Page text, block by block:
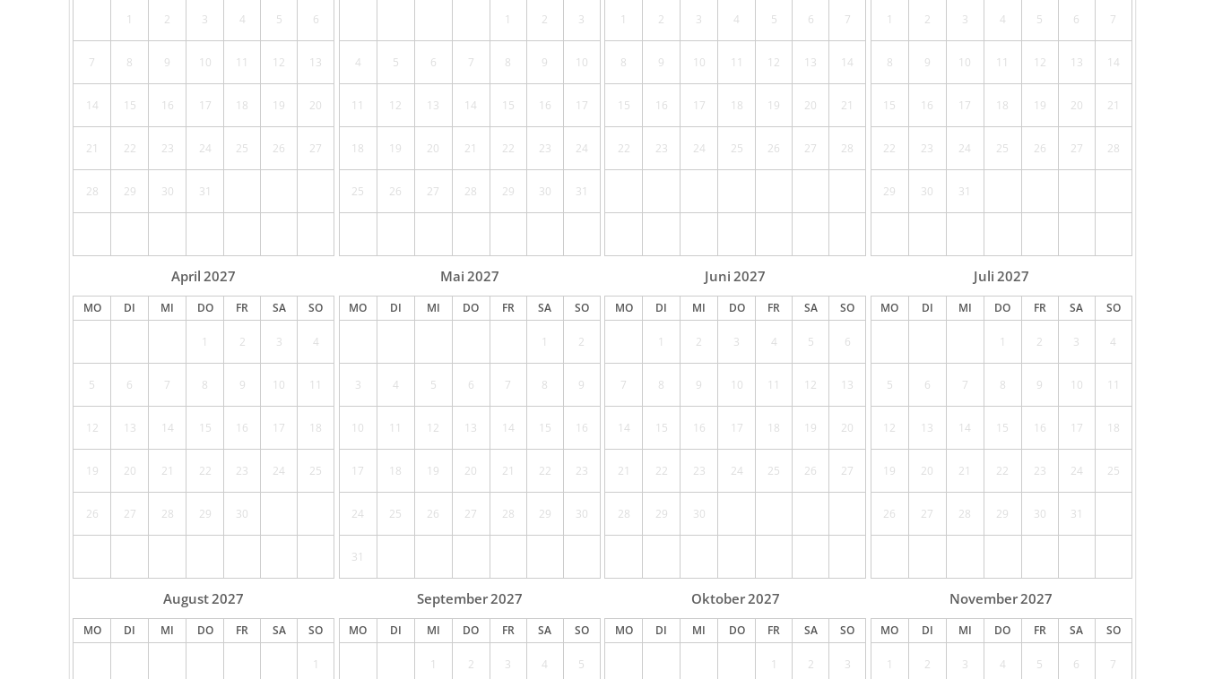
1 2 3 4 5 6
7 8 9 10 11 12 13
14 15 16 17 18 19 20
21 22 23 24 25 26 27
28 29 30 31
1 2 3
4 5 6 7 8 9 10
11 12 13 14 15 16 17
18 19 20 21 22 23 24
25 26 27 28 29 30 31
1 2 3 4 5 6 7
8 9 10 11 12 13 14
15 16 17 18 19 20 21
22 23 24 25 26 27 28
1 2 3 4 5 6 7
8 9 10 11 12 13 14
15 16 17 18 19 20 21
22 23 24 25 26 27 28
29 30 31
April 2027
MO DI MI DO FR SA SO
1 2 3 4
5 6 7 8 9 10 11
12 13 14 15 16 17 18
19 20 21 22 23 24 25
26 27 28 29 30
Mai 2027
MO DI MI DO FR SA SO
1 2
3 4 5 6 7 8 9
10 11 12 13 14 15 16
17 18 19 20 21 22 23
24 25 26 27 28 29 30
31
Juni 2027
MO DI MI DO FR SA SO
1 2 3 4 5 6
7 8 9 10 11 12 13
14 15 16 17 18 19 20
21 22 23 24 25 26 27
28 29 30
Juli 2027
MO DI MI DO FR SA SO
1 2 3 4
5 6 7 8 9 10 11
12 13 14 15 16 17 18
19 20 21 22 23 24 25
26 27 28 29 30 31
August2027
MO DI MI DO FR SA SO
1
September2027
MO DI MI DO FR SA SO
1 2 3 4 5
Oktober2027
MO DI MI DO FR SA SO
1 2 3
November2027
MO DI MI DO FR SA SO
1 2 3 4 5 6 7